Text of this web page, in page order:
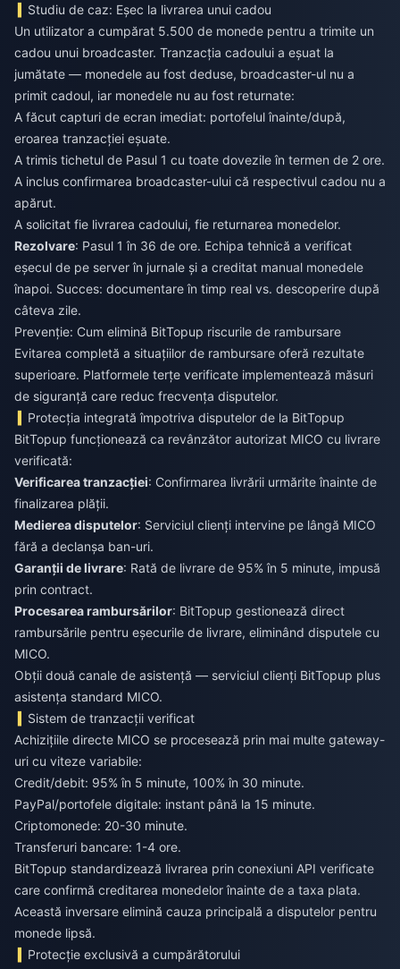
Studiu de caz: Eșec la livrarea unui cadou
Un utilizator a cumpărat 5.500 de monede pentru a trimite un
cadou unui broadcaster. Tranzacția cadoului a eșuat la
jumătate — monedele au fost deduse, broadcaster-ul nu a
primit cadoul, iar monedele nu au fost returnate:
A făcut capturi de ecran imediat: portofelul înainte/după,
eroarea tranzacției eșuate.
A trimis tichetul de Pasul 1 cu toate dovezile în termen de 2 ore.
A inclus confirmarea broadcaster-ului că respectivul cadou nu a
apărut.
A solicitat fie livrarea cadoului, fie returnarea monedelor.
Rezolvare: Pasul 1 în 36 de ore. Echipa tehnică a verificat
eșecul de pe server în jurnale și a creditat manual monedele
înapoi. Succes: documentare în timp real vs. descoperire după
câteva zile.
Prevenție: Cum elimină BitTopup riscurile de rambursare
Evitarea completă a situațiilor de rambursare oferă rezultate
superioare. Platformele terțe verificate implementează măsuri
de siguranță care reduc frecvența disputelor.
Protecția integrată împotriva disputelor de la BitTopup
BitTopup funcționează ca revânzător autorizat MICO cu livrare
verificată:
Verificarea tranzacției: Confirmarea livrării urmărite înainte de
finalizarea plății.
Medierea disputelor: Serviciul clienți intervine pe lângă MICO
fără a declanșa ban-uri.
Garanții de livrare: Rată de livrare de 95% în 5 minute, impusă
prin contract.
Procesarea rambursărilor: BitTopup gestionează direct
rambursările pentru eșecurile de livrare, eliminând disputele cu
MICO.
Obții două canale de asistență — serviciul clienți BitTopup plus
asistența standard MICO.
Sistem de tranzacții verificat
Achizițiile directe MICO se procesează prin mai multe gateway-
uri cu viteze variabile:
Credit/debit: 95% în 5 minute, 100% în 30 minute.
PayPal/portofele digitale: instant până la 15 minute.
Criptomonede: 20-30 minute.
Transferuri bancare: 1-4 ore.
BitTopup standardizează livrarea prin conexiuni API verificate
care confirmă creditarea monedelor înainte de a taxa plata.
Această inversare elimină cauza principală a disputelor pentru
monede lipsă.
Protecție exclusivă a cumpărătorului